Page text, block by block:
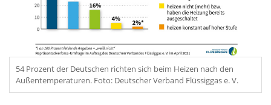
54 Prozent der Deutschen richten sich beim Heizen nach den
Außentemperaturen. Foto: Deutscher Verband Flüssiggas e. V.